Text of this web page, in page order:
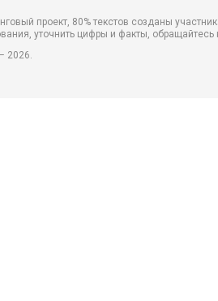
проект, 80% текстов созданы
уточнить цифры и факты,
2026.